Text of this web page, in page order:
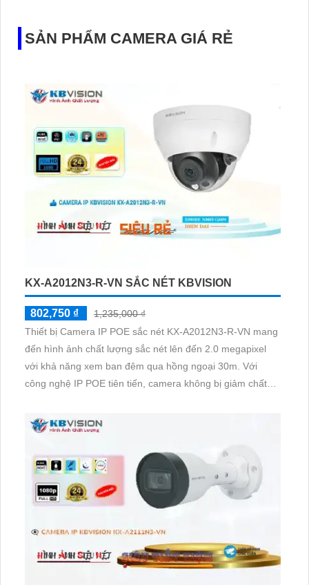
SẢN PHẨM CAMERA GIÁ RẺ
KX-A2012N3-R-VN SẮC NÉT KBVISION
802,750 ₫
1,235,000 ₫
Thiết bị Camera IP POE sắc nét KX-A2012N3-R-VN mang
đến hình ảnh chất lượng sắc nét lên đến 2.0 megapixel
với khả năng xem ban đêm qua hồng ngoại 30m. Với
công nghệ IP POE tiên tiến, camera không bị giảm chất
thiết kế dạng Dome Plastic phù hợp cho căn hộ nhà phố,
với ưu điểm thu hình chất lượng cao